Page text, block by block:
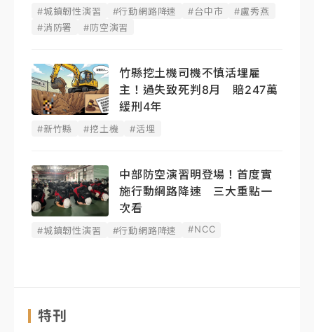
#城鎮韌性演習 #行動網路降速 #台中市
#盧秀燕
#消防署
#防空演習
竹縣挖土機司機不慎活埋雇
主！過失致死判8月 賠247萬
緩刑4年
#新竹縣 #挖土機 #活埋
中部防空演習明登場！首度實
施行動網路降速 三大重點一
次看
#城鎮韌性演習 #行動網路降速 #NCC
特刊